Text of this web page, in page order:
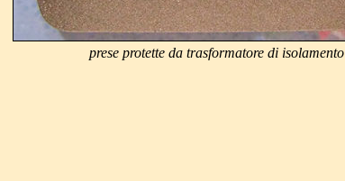
prese protette da trasformatore di isolamento